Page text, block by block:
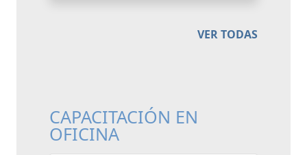
VER TODAS
CAPACITACIÓN EN
OFICINA